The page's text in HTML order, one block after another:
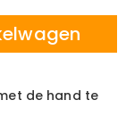
de hand te